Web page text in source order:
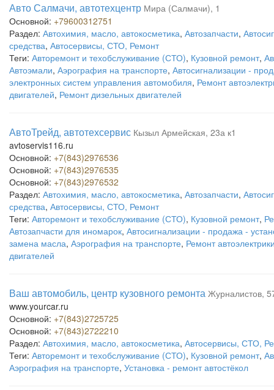
Авто Салмачи, автотехцентр Мира (Салмачи), 1
Основной: +79600312751
Раздел: Автохимия, масло, автокосметика, Автозапчасти,
средства, Автосервисы, СТО, Ремонт
Теги: Авторемонт и техобслуживание (СТО), Кузовной ремонт,
Автоэмали, Аэрография на транспорте, Автосигнализации -
электронных систем управления автомобиля, Ремонт
двигателей, Ремонт дизельных двигателей
АвтоТрейд, автотехсервис Кызыл Армейская, 23а к1
avtoservis116.ru
Основной: +7(843)2976536
Основной: +7(843)2976535
Основной: +7(843)2976532
Раздел: Автохимия, масло, автокосметика, Автозапчасти,
средства, Автосервисы, СТО, Ремонт
Теги: Авторемонт и техобслуживание (СТО), Кузовной ремонт,
Автозапчасти для иномарок, Автосигнализации - продажа -
замена масла, Аэрография на транспорте, Ремонт
двигателей
Ваш автомобиль, центр кузовного ремонта Журналистов,
www.yourcar.ru
Основной: +7(843)2725725
Основной: +7(843)2722210
Раздел: Автохимия, масло, автокосметика, Автосервисы, СТО,
Теги: Авторемонт и техобслуживание (СТО), Кузовной ремонт,
Аэрография на транспорте, Установка - ремонт автостёкол